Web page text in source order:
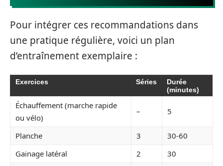
Pour intégrer ces recommandations dans
une pratique régulière, voici un plan
d’entraînement exemplaire :
Exercices Séries
Durée
(minutes)
Échauffement (marche rapide
ou vélo)
– 5
Planche 3
30-60
Gainage latéral
2 30